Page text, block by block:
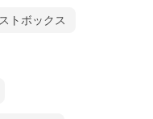
トボックス